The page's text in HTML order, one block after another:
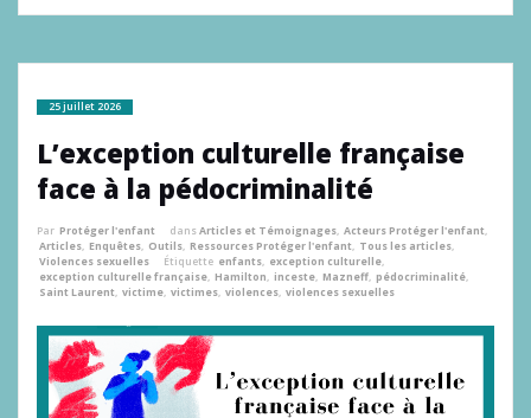
25 juillet 2026
L’exception culturelle française
face à la pédocriminalité
Par Protéger l'enfant dansArticles et Témoignages, Acteurs Protéger l'enfant,
Articles, Enquêtes, Outils, Ressources Protéger l'enfant, Tous les articles,
Violences sexuelles
Étiquette enfants, exception culturelle,
exception culturelle française, Hamilton, inceste, Mazneff, pédocriminalité,
Saint Laurent, victime, victimes, violences, violences sexuelles